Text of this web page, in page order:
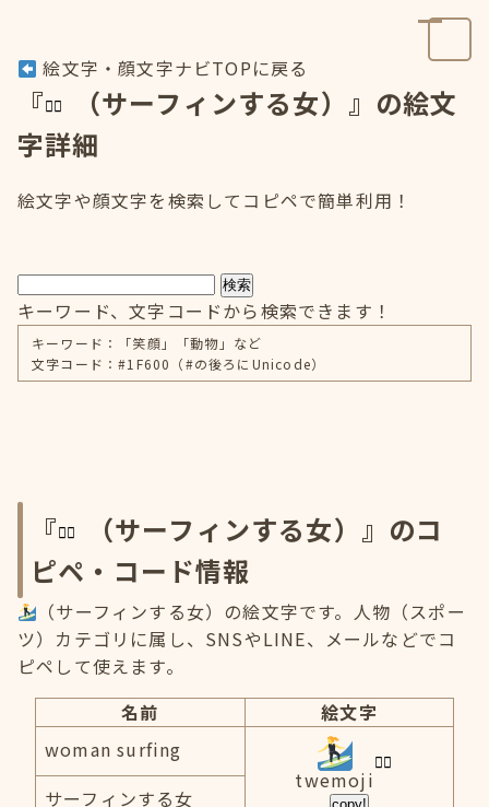
絵文字・顔文字ナビTOPに戻る
『
（サーフィンする女）』の絵文
字詳細
絵文字や顔文字を検索してコピペで簡単利用！
検索
キーワード、文字コードから検索できます！
キーワード：「笑顔」「動物」など
文字コード：#1F600（#の後ろにUnicode）
『
（サーフィンする女）』のコ
ピペ・コード情報
（サーフィンする女）の絵文字です。人物（スポー
ツ）カテゴリに属し、SNSやLINE、メールなどでコ
ピペして使えます。
名前
絵文字
woman surfing
twemoji
サーフィンする女